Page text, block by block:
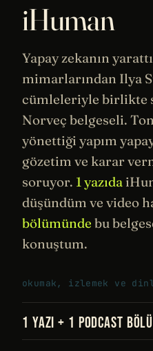
iHuman
Yapay zekanın
mimarlarından Ilya
cümleleriyle birlikte
Norveç belgeseli.
yönettiği yapım
gözetim ve karar
soruyor. 1 yazıda
düşündüm ve video
bölümünde bu
konuştum.
okumak, izlemek ve
1 YAZI + 1 PODCAST